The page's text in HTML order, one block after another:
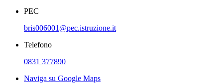
PEC
bris006001@pec.istruzione.it
Telefono
0831 377890
Naviga su Google Maps